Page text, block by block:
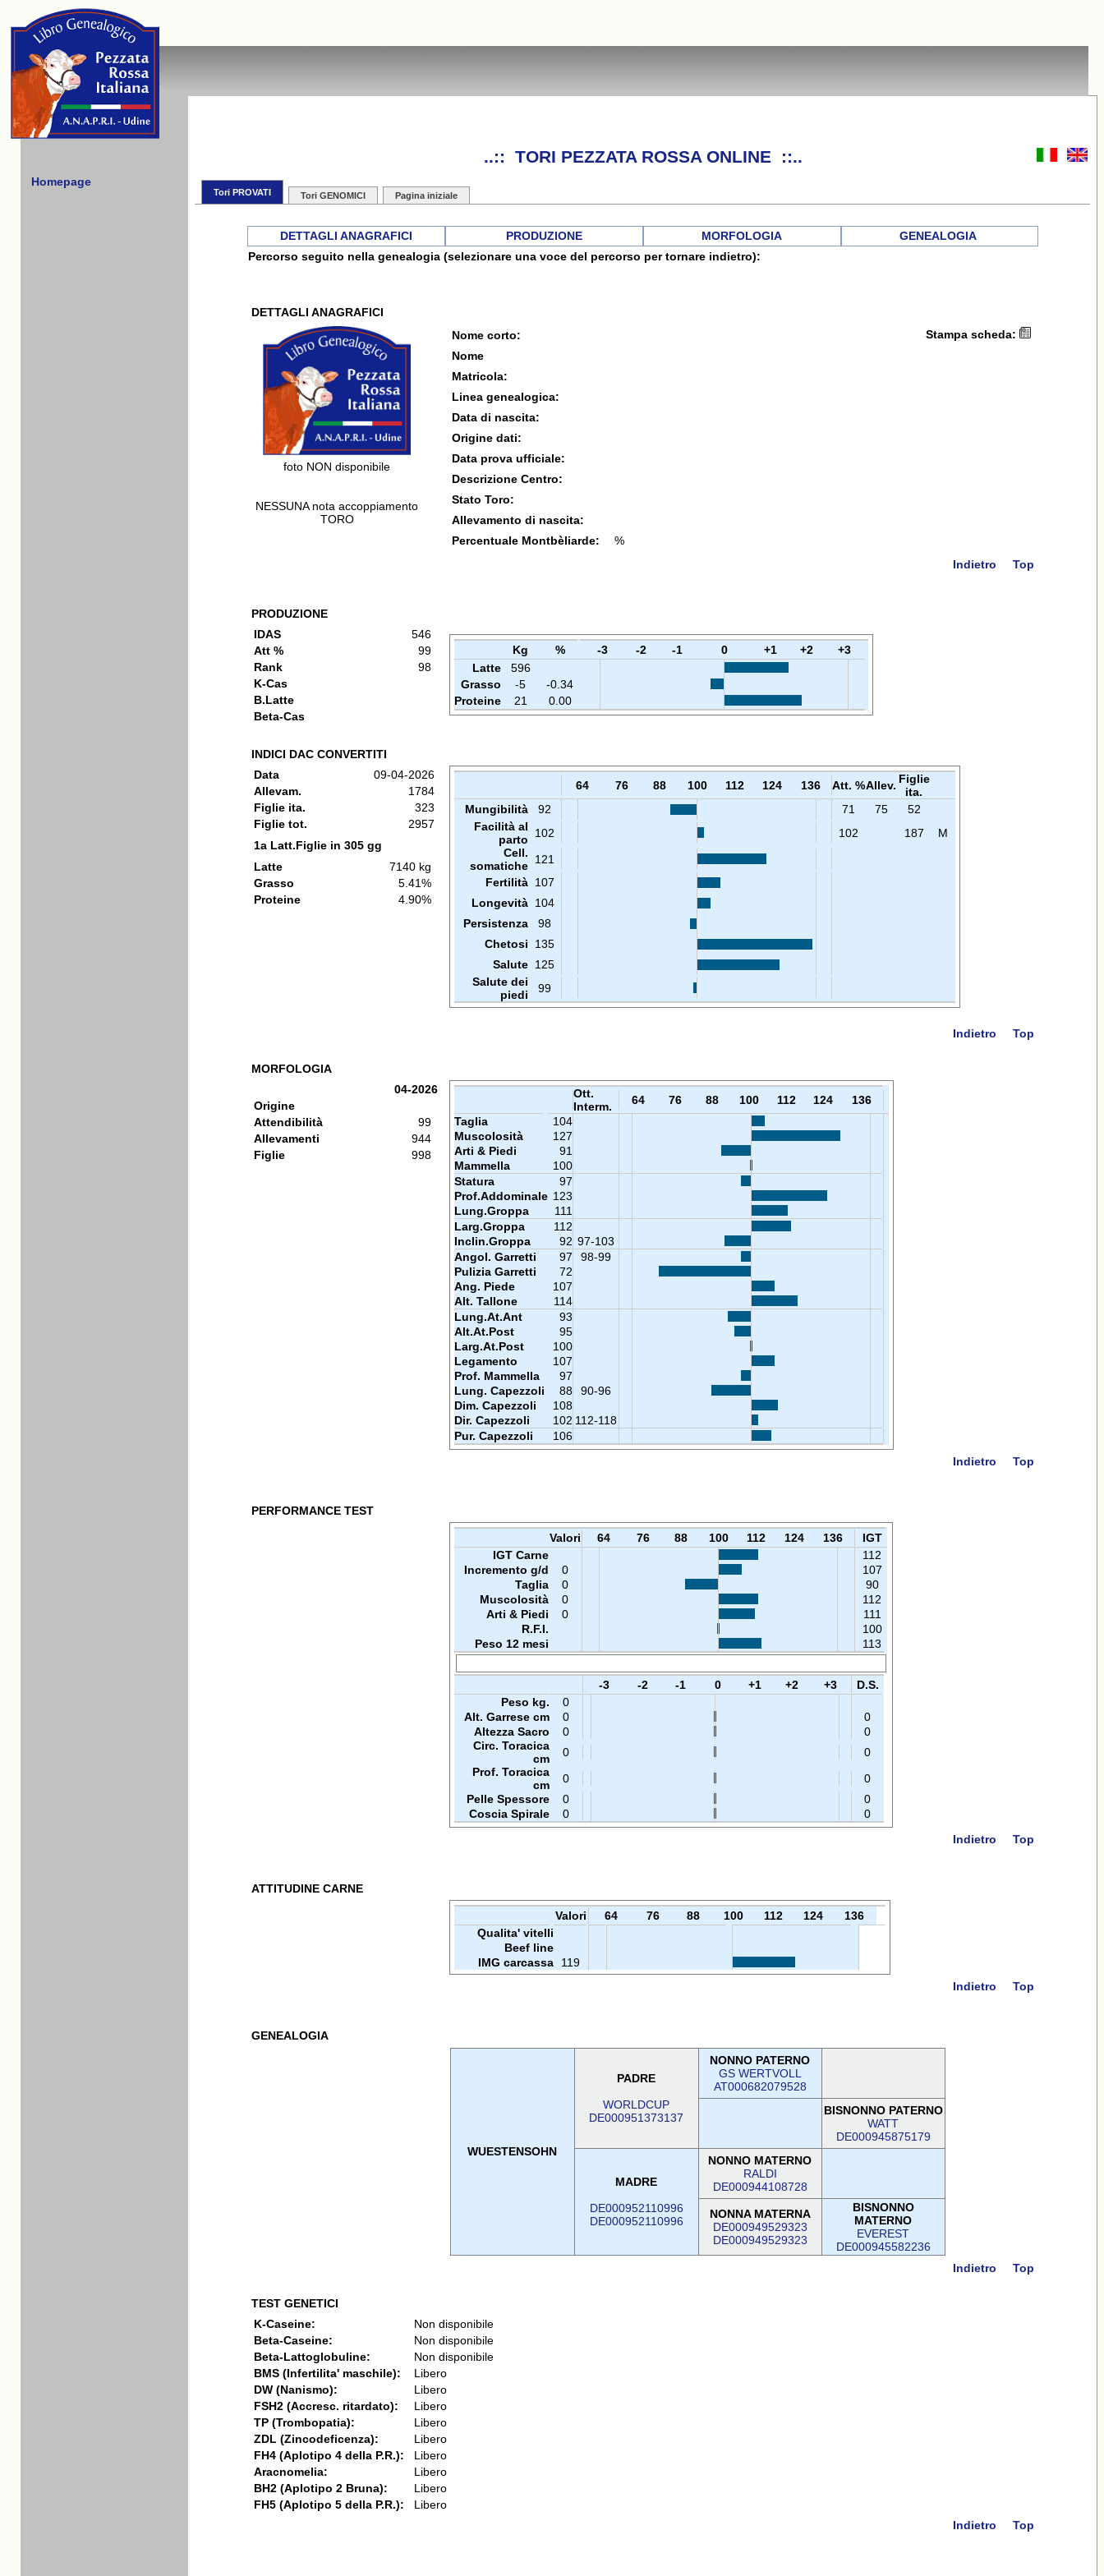
Homepage
..:: TORI PEZZATA ROSSA ONLINE ::..
Tori PROVATI Tori GENOMICI Pagina iniziale
DETTAGLI ANAGRAFICI PRODUZIONE MORFOLOGIA
GENEALOGIA
Percorso seguito nella genealogia (selezionare una voce del percorso per tornare indietro):
DETTAGLI ANAGRAFICI
foto NON disponibile
NESSUNA nota accoppiamento
TORO
Nome corto:
Nome
Matricola:
Linea genealogica:
Data di nascita:
Origine dati:
Data prova ufficiale:
Descrizione Centro:
Stato Toro:
Allevamento di nascita:
Percentuale Montbèliarde:
%
Stampa scheda:
Indietro Top
PRODUZIONE
IDAS
546
Att %
99
Rank
98
K-Cas
B.Latte
Beta-Cas
Kg % -3 -2 -1 0 +1 +2
+3
Latte
596
Grasso
-5
-0.34
Proteine
21 0.00
INDICI DAC CONVERTITI
Data
09-04-2026
Allevam.
1784
Figlie ita.
323
Figlie tot.
2957
1a Latt.Figlie in 305 gg
Latte
7140 kg
Grasso
5.41%
Proteine
4.90%
64 76 88 100 112 124 136 Att. %Allev. Figlie
ita.
Mungibilità
92 71 75
52
Facilità al
parto
102 102 187
M
Cell.
somatiche 121
Fertilità 107
Longevità 104
Persistenza
98
Chetosi
135
Salute 125
Salute dei
piedi
99
Indietro Top
MORFOLOGIA
04-2026
Origine
Attendibilità
99
Allevamenti
944
Figlie
998
Ott.
Interm.
64 76 88 100 112 124
136
Taglia
104
Muscolosità
127
Arti & Piedi
91
Mammella
100
Statura
97
Prof.Addominale 123
Lung.Groppa
111
Larg.Groppa
112
Inclin.Groppa
92 97-103
Angol. Garretti
97
98-99
Pulizia Garretti
72
Ang. Piede
107
Alt. Tallone
114
Lung.At.Ant
93
Alt.At.Post
95
Larg.At.Post
100
Legamento
107
Prof. Mammella
97
Lung. Capezzoli
88
90-96
Dim. Capezzoli
108
Dir. Capezzoli
102 112-118
Pur. Capezzoli
106
Indietro
Top
PERFORMANCE TEST
Valori 64 76 88 100 112 124 136
IGT
IGT Carne
112
Incremento g/d
0
107
Taglia
0
90
Muscolosità
0
112
Arti & Piedi
0
111
R.F.I.
100
Peso 12 mesi
113
-3 -2 -1 0 +1 +2 +3
D.S.
Peso kg.
0
Alt. Garrese cm
0
0
Altezza Sacro
0
0
Circ. Toracica
cm
0
0
Prof. Toracica
cm
0
0
Pelle Spessore
0
0
Coscia Spirale
0
0
Indietro
Top
ATTITUDINE CARNE
Valori 64 76 88 100 112 124
136
Qualita' vitelli
Beef line
IMG carcassa
119
Indietro
Top
GENEALOGIA
WUESTENSOHN
PADRE
WORLDCUP
DE000951373137
NONNO PATERNO
GS WERTVOLL
AT000682079528
BISNONNO PATERNO
WATT
DE000945875179
MADRE
DE000952110996
DE000952110996
NONNO MATERNO
RALDI
DE000944108728
NONNA MATERNA
DE000949529323
DE000949529323
BISNONNO
MATERNO
EVEREST
DE000945582236
Indietro
Top
TEST GENETICI
K-Caseine:
Non disponibile
Beta-Caseine:
Non disponibile
Beta-Lattoglobuline:
Non disponibile
BMS (Infertilita' maschile):
Libero
DW (Nanismo):
Libero
FSH2 (Accresc. ritardato):
Libero
TP (Trombopatia):
Libero
ZDL (Zincodeficenza):
Libero
FH4 (Aplotipo 4 della P.R.):
Libero
Aracnomelia:
Libero
BH2 (Aplotipo 2 Bruna):
Libero
FH5 (Aplotipo 5 della P.R.):
Libero
Indietro
Top